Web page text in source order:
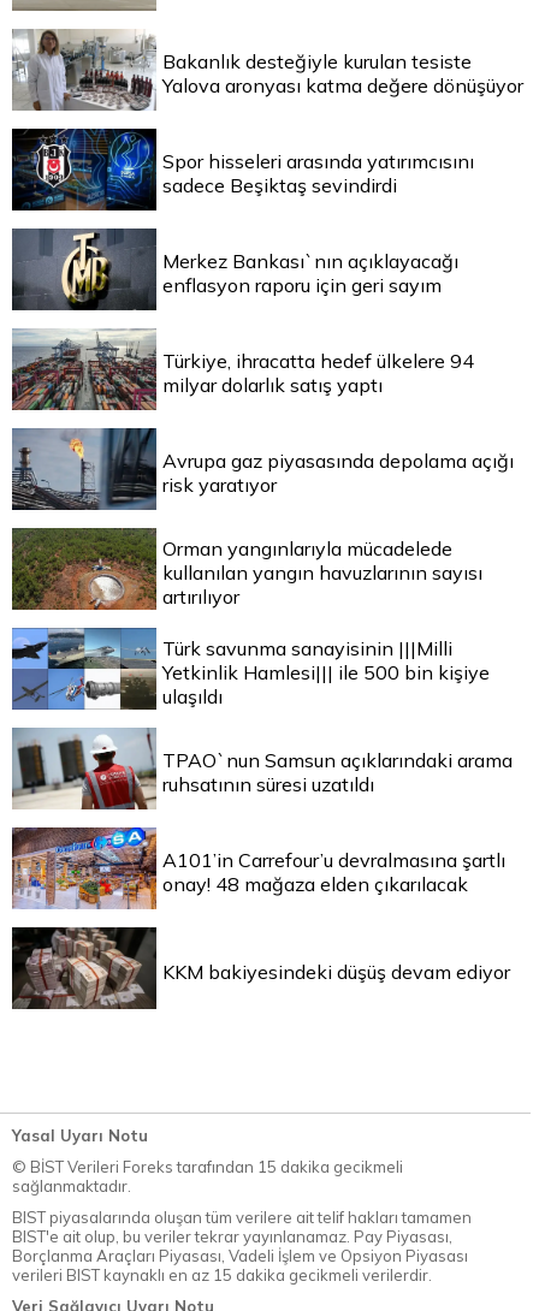
Bakanlık desteğiyle kurulan tesiste
Yalova aronyası katma değere dönüşüyor
Spor hisseleri arasında yatırımcısını
sadece Beşiktaş sevindirdi
Merkez Bankası`nın açıklayacağı
enflasyon raporu için geri sayım
Türkiye, ihracatta hedef ülkelere 94
milyar dolarlık satış yaptı
Avrupa gaz piyasasında depolama açığı
risk yaratıyor
Orman yangınlarıyla mücadelede
kullanılan yangın havuzlarının sayısı
artırılıyor
Türk savunma sanayisinin |||Milli
Yetkinlik Hamlesi||| ile 500 bin kişiye
ulaşıldı
TPAO`nun Samsun açıklarındaki arama
ruhsatının süresi uzatıldı
A101’in Carrefour’u devralmasına şartlı
onay! 48 mağaza elden çıkarılacak
KKM bakiyesindeki düşüş devam ediyor
Yasal Uyarı Notu
© BİST Verileri Foreks tarafından 15 dakika gecikmeli
sağlanmaktadır.
BIST piyasalarında oluşan tüm verilere ait telif hakları tamamen
BIST'e ait olup, bu veriler tekrar yayınlanamaz. Pay Piyasası,
Borçlanma Araçları Piyasası, Vadeli İşlem ve Opsiyon Piyasası
verileri BIST kaynaklı en az 15 dakika gecikmeli verilerdir.
Veri Sağlayıcı Uyarı Notu